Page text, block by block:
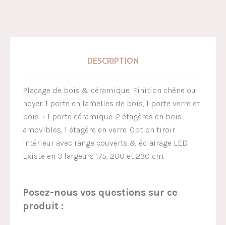
DESCRIPTION
Placage de bois & céramique. Finition chêne ou
noyer. 1 porte en lamelles de bois, 1 porte verre et
bois + 1 porte céramique. 2 étagères en bois
amovibles, 1 étagère en verre. Option tiroir
intérieur avec range couverts & éclairage LED.
Existe en 3 largeurs 175, 200 et 230 cm.
Posez-nous vos questions sur ce
produit :